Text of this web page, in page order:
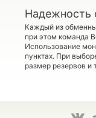
Надежность
Каждый из
при этом команда
Использование
пунктах. При
размер резервов и